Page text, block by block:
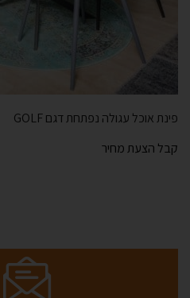
פינת אוכל עגולה נפתחת דגם GOLF
קבל הצעת מחיר